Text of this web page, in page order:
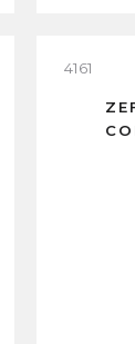
4161